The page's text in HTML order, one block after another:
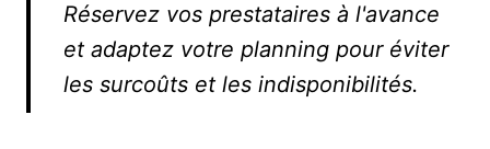
Réservez vos prestataires à l'avance
et adaptez votre planning pour éviter
les surcoûts et les indisponibilités.